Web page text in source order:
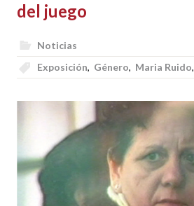
del juego
Noticias
Exposición, Género, Maria Ruido,